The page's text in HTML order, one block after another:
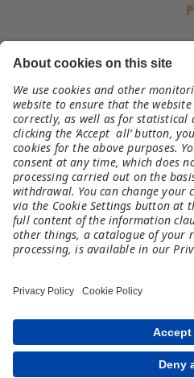
Kontakt
Fundacja TechSoup
tel. 664 040 333
Polityka Prywatności